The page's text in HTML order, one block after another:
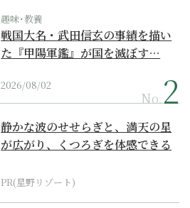
趣味･教養
戦国大名・武田信玄の事績を描い
た『甲陽軍鑑』が国を滅ぼす…
2026/08/02
No.
静かな波のせせらぎと、満天の星
が広がり、くつろぎを体感できる
PR(星野リゾート)